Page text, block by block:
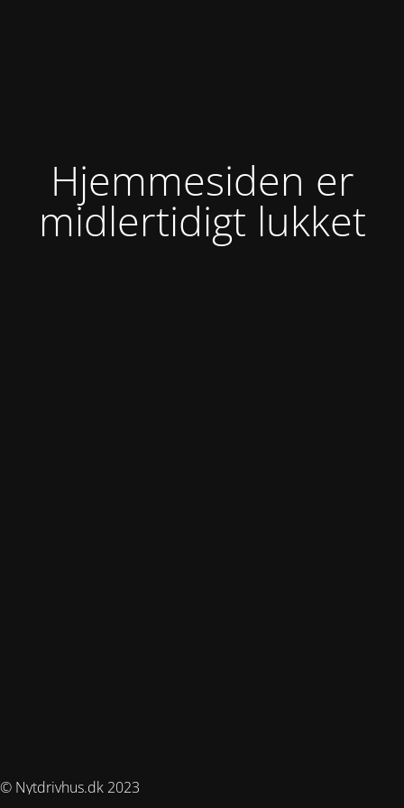
Hjemmesiden er
midlertidigt lukket
© Nytdrivhus.dk 2023